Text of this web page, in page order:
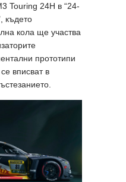
Touring 24H в “24-
където
кола ще участва
прототипи
вписват в